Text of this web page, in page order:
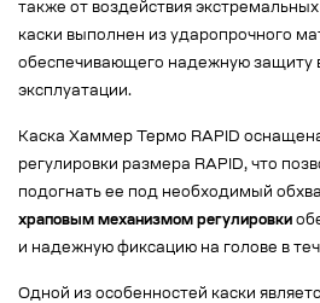
также от воздействия
каски выполнен из ударопрочного
обеспечивающего надежную защиту
эксплуатации.
Каска Хаммер Термо RAPID
регулировки размера RAPID, что
подогнать ее под необходимый
храповым механизмом регулировки
и надежную фиксацию на голове в
Одной из особенностей каски